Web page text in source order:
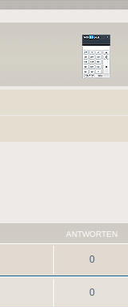
ANTWORTEN
0
0